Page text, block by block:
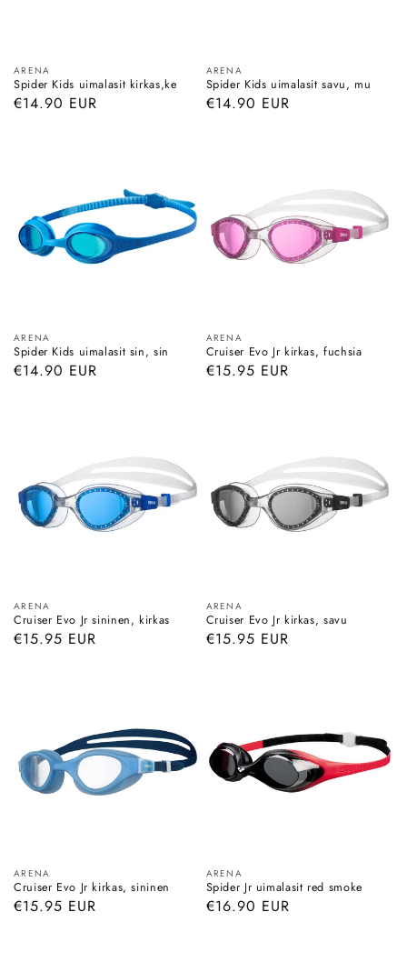
Myyjä:
ARENA
Spider Kids uimalasit kirkas,ke
Normaalihinta
€14.90 EUR
Myyjä:
ARENA
Spider Kids uimalasit savu, mu
Normaalihinta
€14.90 EUR
Myyjä:
ARENA
Spider Kids uimalasit sin, sin
Normaalihinta
€14.90 EUR
Myyjä:
ARENA
Cruiser Evo Jr kirkas, fuchsia
Normaalihinta
€15.95 EUR
Myyjä:
ARENA
Cruiser Evo Jr sininen, kirkas
Normaalihinta
€15.95 EUR
Myyjä:
ARENA
Cruiser Evo Jr kirkas, savu
Normaalihinta
€15.95 EUR
Myyjä:
ARENA
Cruiser Evo Jr kirkas, sininen
Normaalihinta
€15.95 EUR
Myyjä:
ARENA
Spider Jr uimalasit red smoke
Normaalihinta
€16.90 EUR